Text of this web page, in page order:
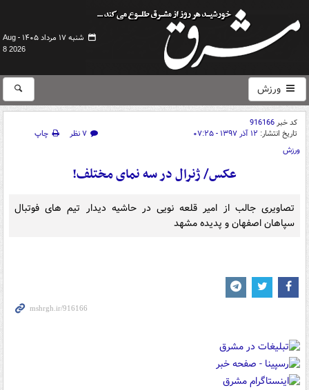
شنبه ۱۷ مرداد ۱۴۰۵ -
Aug
8 2026
ورزش
کد خبر916166
تاریخ انتشار: ۱۲ آذر ۱۳۹۷ - ۰۷:۲۵ ۷ نظر
چاپ
ورزش
عکس/ ژنرال در سه نمای مختلف!
تصاویری جالب از امیر قلعه نویی در حاشیه دیدار تیم های فوتبال
سپاهان اصفهان و پدیده مشهد